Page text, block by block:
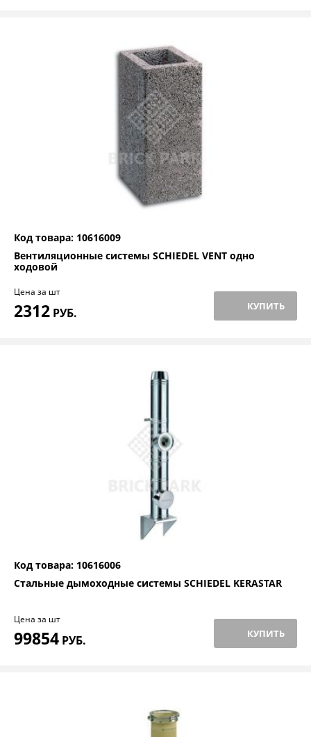
Код товара: 10616009
Вентиляционные системы SCHIEDEL VENT одно
ходовой
Цена за шт
2312 РУБ. КУПИТЬ
Код товара: 10616006
Стальные дымоходные системы SCHIEDEL KERASTAR
Цена за шт
99854 РУБ. КУПИТЬ